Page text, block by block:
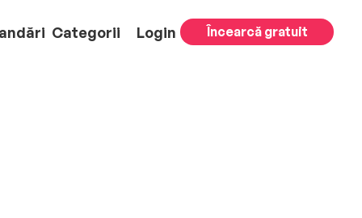
Categorii Login Încearcă gratuit